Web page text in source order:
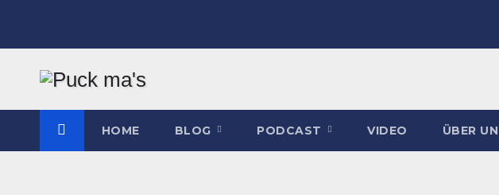
HOME BLOG PODCAST VIDEO ÜBER